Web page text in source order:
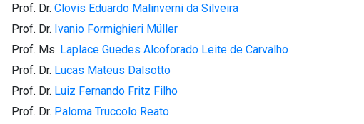
Prof. Dr. Clovis Eduardo Malinverni da Silveira
Prof. Dr. Ivanio Formighieri Müller
Prof. Ms. Laplace Guedes Alcoforado Leite de Carvalho
Prof. Dr. Lucas Mateus Dalsotto
Prof. Dr. Luiz Fernando Fritz Filho
Prof. Dr. Paloma Truccolo Reato